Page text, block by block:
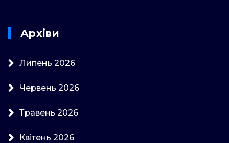
Архіви
Липень 2026
Червень 2026
Травень 2026
Квітень 2026